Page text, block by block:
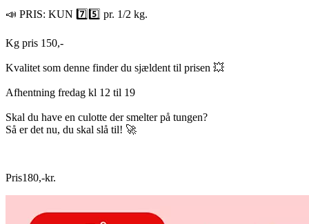
📣 PRIS: KUN 7️⃣5️⃣ pr. 1/2 kg.
Kg pris 150,-
Kvalitet som denne finder du sjældent til prisen 💥
Afhentning fredag kl 12 til 19
Skal du have en culotte der smelter på tungen?
Så er det nu, du skal slå til! 🚀
Pris180,-kr.